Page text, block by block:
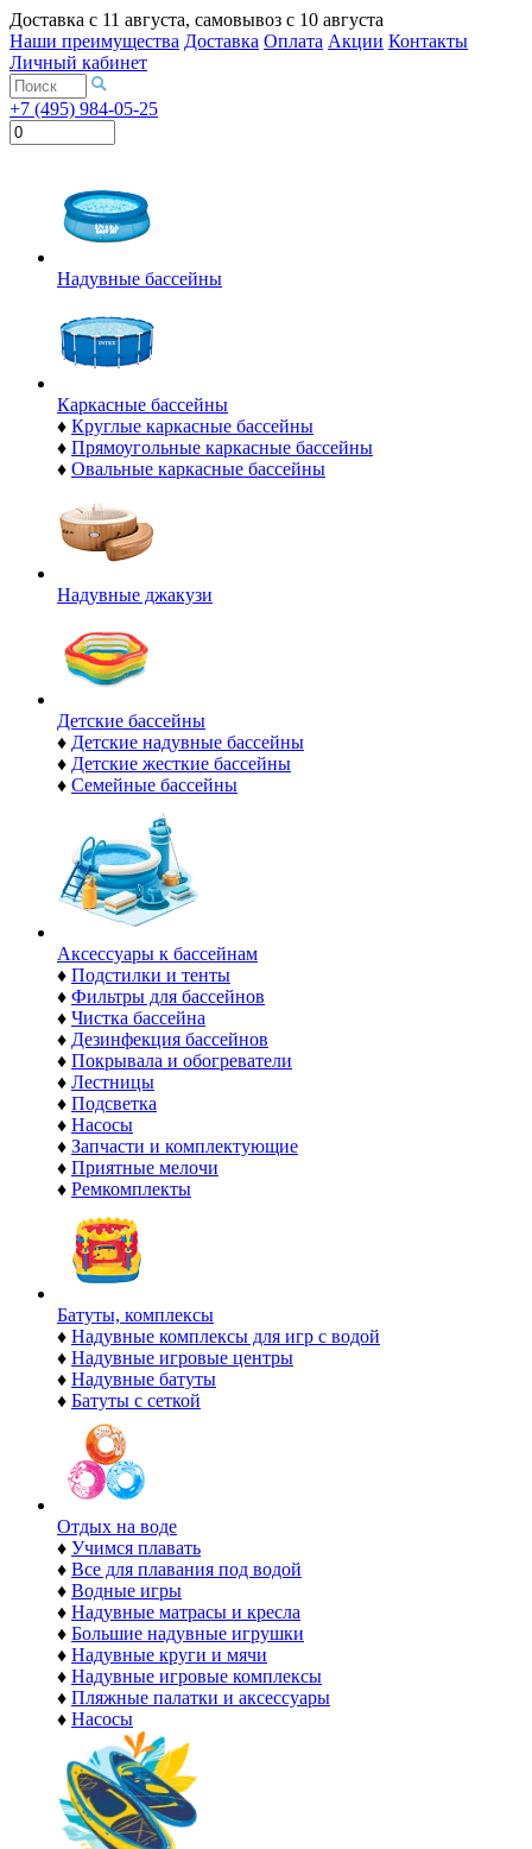
Доставка с 11 августа, самовывоз с 10 августа
Наши преимущества Доставка Оплата Акции Контакты
Личный кабинет
+7 (495) 984-05-25
Надувные бассейны
Каркасные бассейны
♦ Круглые каркасные бассейны
♦ Прямоугольные каркасные бассейны
♦ Овальные каркасные бассейны
Надувные джакузи
Детские бассейны
♦ Детские надувные бассейны
♦ Детские жесткие бассейны
♦ Семейные бассейны
Аксессуары к бассейнам
♦ Подстилки и тенты
♦ Фильтры для бассейнов
♦ Чистка бассейна
♦ Дезинфекция бассейнов
♦ Покрывала и обогреватели
♦ Лестницы
♦ Подсветка
♦ Насосы
♦ Запчасти и комплектующие
♦ Приятные мелочи
♦ Ремкомплекты
Батуты, комплексы
♦ Надувные комплексы для игр с водой
♦ Надувные игровые центры
♦ Надувные батуты
♦ Батуты с сеткой
Отдых на воде
♦ Учимся плавать
♦ Все для плавания под водой
♦ Водные игры
♦ Надувные матрасы и кресла
♦ Большие надувные игрушки
♦ Надувные круги и мячи
♦ Надувные игровые комплексы
♦ Пляжные палатки и аксессуары
♦ Насосы